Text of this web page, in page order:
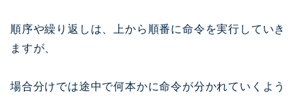
順序や繰り返しは、上から順番に命令を実行していき
ますが、
場合分けでは途中で何本かに命令が分かれていくよう